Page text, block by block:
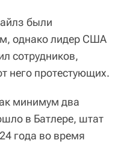
были
однако лидер США
сотрудников,
него протестующих.
минимум два
в Батлере, штат
года во время